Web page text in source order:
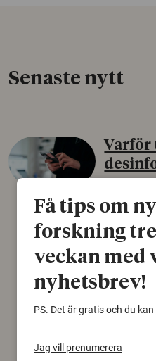
Senaste nytt
Varför
Personer
för rysk
från
europeiska
Få tips om ny
forskning
veckan med
nyhetsbrev!
PS. Det är gratis och du
Jag vill prenumerera